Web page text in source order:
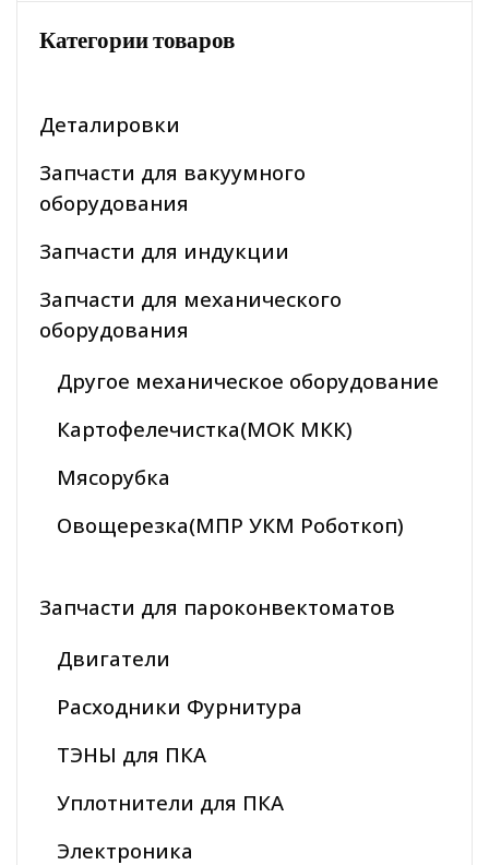
Категории товаров
Деталировки
Запчасти для вакуумного
оборудования
Запчасти для индукции
Запчасти для механического
оборудования
Другое механическое оборудование
Картофелечистка(МОК МКК)
Мясорубка
Овощерезка(МПР УКМ Роботкоп)
Запчасти для пароконвектоматов
Двигатели
Расходники Фурнитура
ТЭНЫ для ПКА
Уплотнители для ПКА
Электроника